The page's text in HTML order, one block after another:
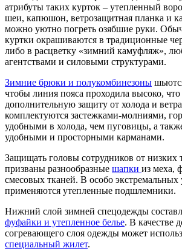
атрибуты таких курток – утепленный
шеи, капюшон, ветрозащитная планка и
можно уютно погреть озябшие руки.
куртки окрашиваются в традиционные
либо в расцветку «зимний камуфляж»,
агентствами и силовыми структурами.
Зимние брюки и полукомбинезоны
чтобы линия пояса проходила высоко, что
дополнительную защиту от холода и
комплектуются застежками-молниями,
удобными в холода, чем пуговицы, а
удобными и просторными карманами.
Защищать головы сотрудников от низких
призваны разнообразные шапки из меха,
смесовых тканей. В особо экстремальных
применяются утепленные подшлемники.
Нижний слой зимней спецодежды
фуфайки и утепленное белье. В качестве
согревающего слоя одежды может
специальный жилет.